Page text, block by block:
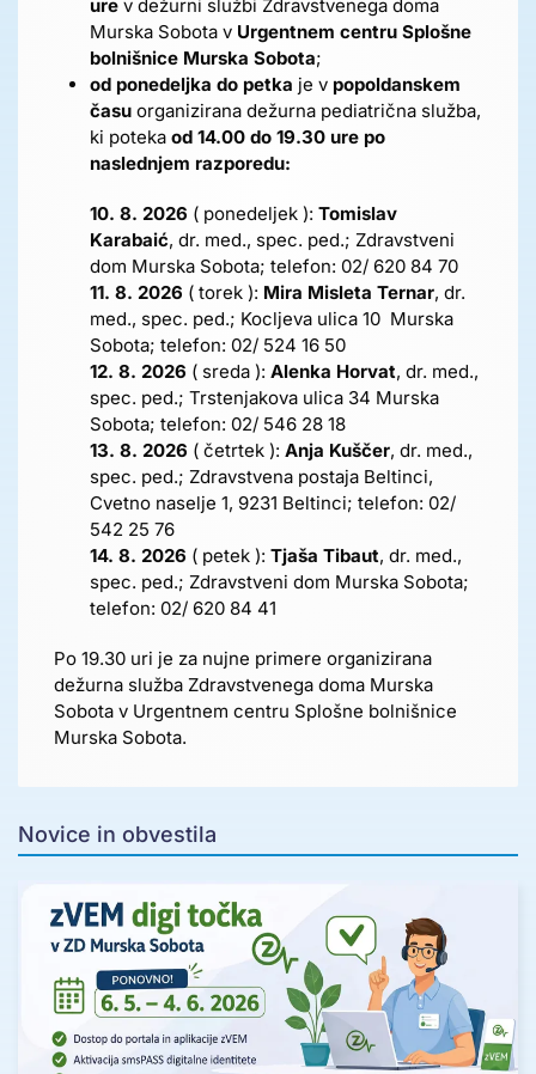
ure v dežurni službi Zdravstvenega doma
Murska Sobota v Urgentnem centru Splošne
bolnišnice Murska Sobota;
od ponedeljka do petka je v popoldanskem
času organizirana dežurna pediatrična služba,
ki poteka od 14.00 do 19.30 ure po
naslednjem razporedu:
10. 8. 2026 ( ponedeljek ): Tomislav
Karabaić, dr. med., spec. ped.; Zdravstveni
dom Murska Sobota; telefon: 02/ 620 84 70
11. 8. 2026 ( torek ): Mira Misleta Ternar, dr.
med., spec. ped.; Kocljeva ulica 10 Murska
Sobota; telefon: 02/ 524 16 50
12. 8. 2026 ( sreda ): Alenka Horvat, dr. med.,
spec. ped.; Trstenjakova ulica 34 Murska
Sobota; telefon: 02/ 546 28 18
13. 8. 2026 ( četrtek ): Anja Kuščer, dr. med.,
spec. ped.; Zdravstvena postaja Beltinci,
Cvetno naselje 1, 9231 Beltinci; telefon: 02/
542 25 76
14. 8. 2026 ( petek ): Tjaša Tibaut, dr. med.,
spec. ped.; Zdravstveni dom Murska Sobota;
telefon: 02/ 620 84 41
Po 19.30 uri je za nujne primere organizirana
dežurna služba Zdravstvenega doma Murska
Sobota v Urgentnem centru Splošne bolnišnice
Murska Sobota.
Novice in obvestila